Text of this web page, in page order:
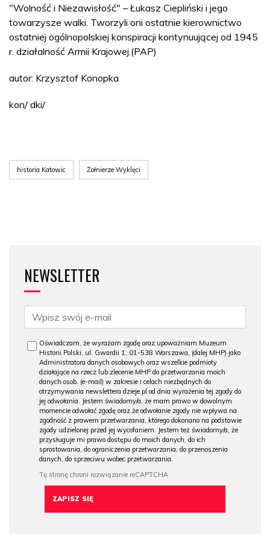
"Wolność i Niezawisłość" – Łukasz Ciepliński i jego
towarzysze walki. Tworzyli oni ostatnie kierownictwo
ostatniej ogólnopolskiej konspiracji kontynuującej od 1945
r. działalność Armii Krajowej.(PAP)
autor: Krzysztof Konopka
kon/ dki/
historia Katowic Żołnierze Wyklęci
NEWSLETTER
Oświadczam, że wyrażam zgodę oraz upoważniam Muzeum
Historii Polski, ul. Gwardii 1, 01-538 Warszawa, (dalej MHP) jako
Administratora danych osobowych oraz wszelkie podmioty
działające na rzecz lub zlecenie MHP do przetwarzania moich
danych osob. (e-mail) w zakresie i celach niezbędnych do
otrzymywania newslettera dzieje.pl od dnia wyrażenia tej zgody do
jej odwołania. Jestem świadomy/a, że mam prawo w dowolnym
momencie odwołać zgodę oraz że odwołanie zgody nie wpływa na
zgodność z prawem przetwarzania, którego dokonano na podstawie
zgody udzielonej przed jej wycofaniem. Jestem też świadomy/a, że
przysługuje mi prawo dostępu do moich danych, do ich
sprostowania, do ograniczenia przetwarzania, do przenoszenia
danych, do sprzeciwu wobec przetwarzania.